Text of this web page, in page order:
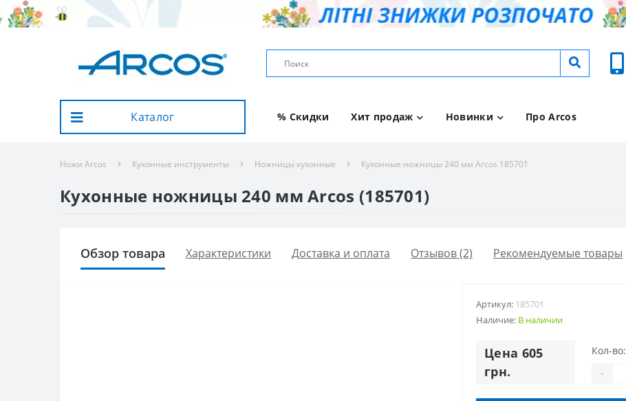
Каталог % Скидки Хит продаж Новинки Про Arcos
Ножи Arcos Кухонные инструменты Ножницы кухонные Кухонные ножницы 240 мм Arcos 185701
Кухонные ножницы 240 мм Arcos (185701)
Обзор товара Характеристики Доставка и оплата Отзывов (2) Рекомендуемые товары
Артикул: 185701
Наличие: В наличии
Цена 605
грн.
Кол-во:
-